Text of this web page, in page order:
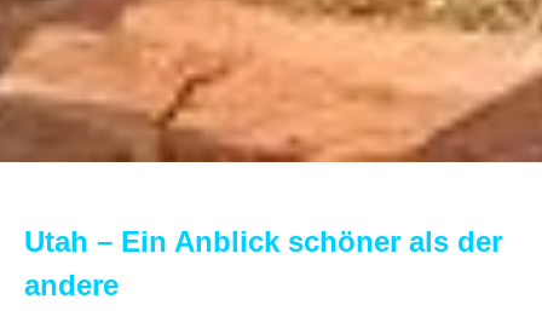
Utah – Ein Anblick schöner als der
andere